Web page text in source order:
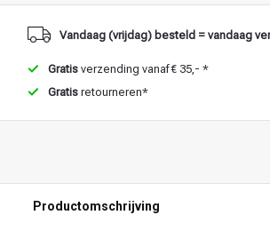
Haarstyling
Vandaag (vrijdag) besteld = vandaag
Gratis verzending vanaf € 35,- *
Gratis retourneren*
Productomschrijving